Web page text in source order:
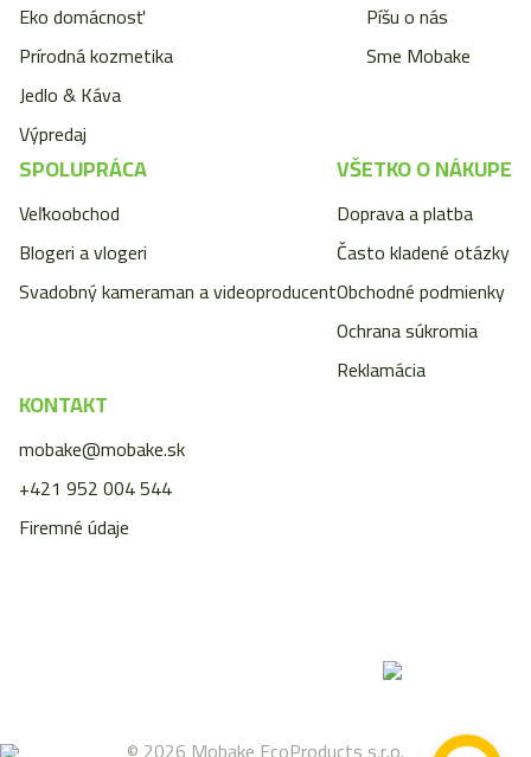
Eko domácnosť
Prírodná kozmetika
Jedlo & Káva
Výpredaj
Píšu o nás
Sme Mobake
SPOLUPRÁCA
Veľkoobchod
Blogeri a vlogeri
Svadobný kameraman a videoproducent
VŠETKO O NÁKUPE
Doprava a platba
Často kladené otázky
Obchodné podmienky
Ochrana súkromia
Reklamácia
KONTAKT
mobake@mobake.sk
+421 952 004 544
Firemné údaje